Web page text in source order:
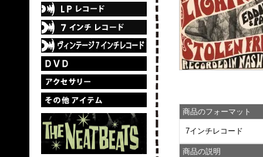
商品のフォーマット
7インチレコード
商品の説明